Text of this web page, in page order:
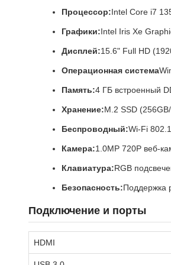
Процессор:Intel Core i7
Графики:Intel Iris Xe
Дисплей:15.6" Full HD
Операционная система
Память:4 ГБ встроенный
Хранение:M.2 SSD
Беспроводный:Wi-Fi
Камера:1.0MP 720P веб-
Клавиатура:RGB
Безопасность:Поддержка
Подключение и порты
HDMI